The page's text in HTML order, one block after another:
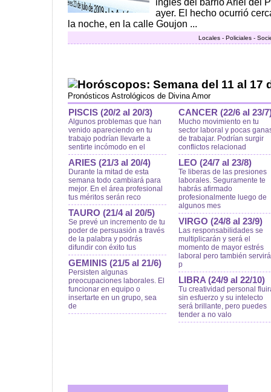
ingles del barrio Ariel del
ayer. El hecho ocurrió
la noche, en la calle Goujon ...
Locales - Policiales -
Horóscopos: Semana del 11 al 17
Pronósticos Astrológicos de Divina Amor
PISCIS (20/2 al 20/3)
Algunos problemas que han
venido apareciendo en tu
trabajo podrían llevarte a
sentirte incómodo en el
ARIES (21/3 al 20/4)
Durante la mitad de esta
semana todo cambiará para
mejor. En el área profesional
tus méritos serán reco
TAURO (21/4 al 20/5)
Se prevé un incremento de tu
poder de persuasión a través
de la palabra y podrás
difundir con éxito tus
GEMINIS (21/5 al 21/6)
Persisten algunas
preocupaciones laborales. El
funcionar en equipo o
insertarte en un grupo, sea
de
CANCER (22/6 al 23/
Mucho movimiento en tu
sector laboral y pocas
de trabajar. Podrían surgir
conflictos relacionad
LEO (24/7 al 23/8)
Te liberas de las presiones
laborales. Seguramente te
habrás afirmado
profesionalmente luego de
algunos mes
VIRGO (24/8 al 23/9)
Las responsabilidades se
multiplicarán y será el
momento de mayor estrés
laboral pero también servirá
p
LIBRA (24/9 al 22/10)
Tu creatividad personal
sin esfuerzo y su intelecto
será brillante, pero puedes
tender a no valo